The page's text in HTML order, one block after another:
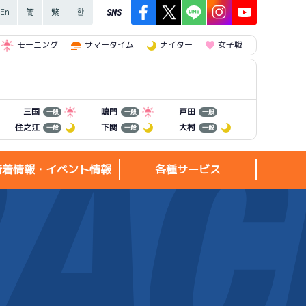
SNS
モーニング サマータイム ナイター 女子戦
三国 一般 鳴門 一般 戸田 一般
住之江 一般 下関 一般 大村 一般
情報・イベント情報 各種サービス